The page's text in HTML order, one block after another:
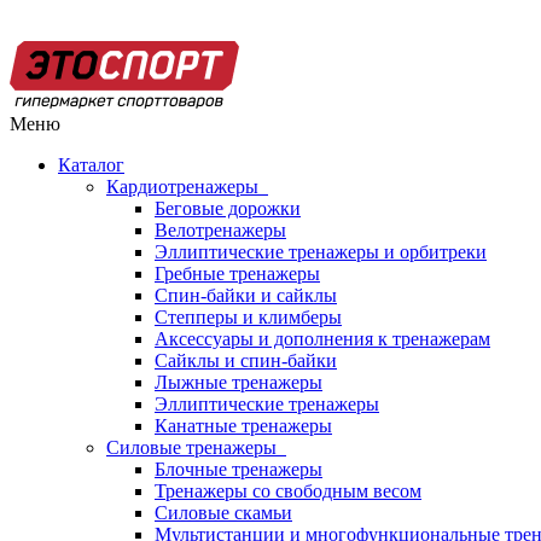
Меню
Каталог
Кардиотренажеры
Беговые дорожки
Велотренажеры
Эллиптические тренажеры и орбитреки
Гребные тренажеры
Спин-байки и сайклы
Степперы и климберы
Аксессуары и дополнения к тренажерам
Сайклы и спин-байки
Лыжные тренажеры
Эллиптические тренажеры
Канатные тренажеры
Силовые тренажеры
Блочные тренажеры
Тренажеры со свободным весом
Силовые скамьи
Мультистанции и многофункциональные